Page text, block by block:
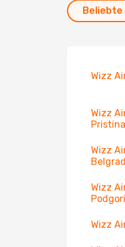
Beliebte
Wizz
Wizz
Pristina
Wizz
Belgrad
Wizz
Wizz